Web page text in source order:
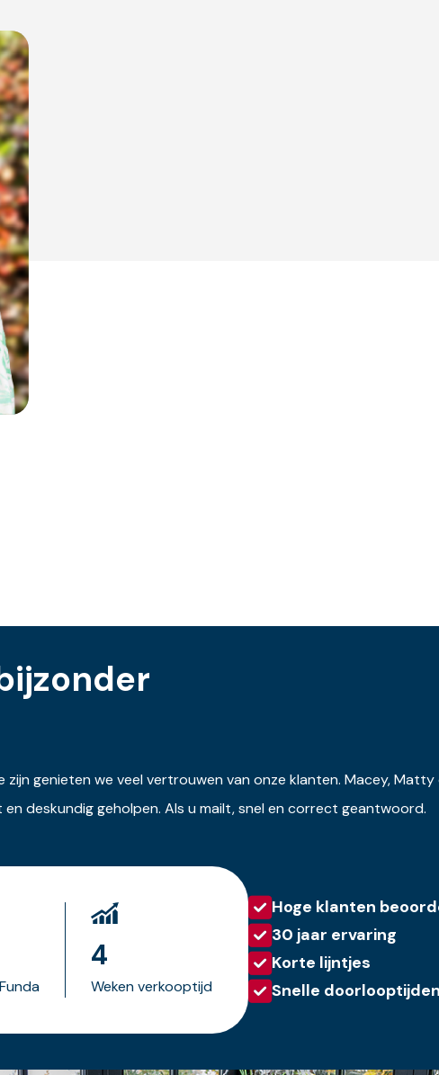
zijn genieten we veel vertrouwen van onze klanten. Macey,
deskundig geholpen. Als u mailt, snel en correct geantwoord.
4
Weken verkooptijd
Hoge klanten
30 jaar ervaring
Korte lijntjes
Snelle